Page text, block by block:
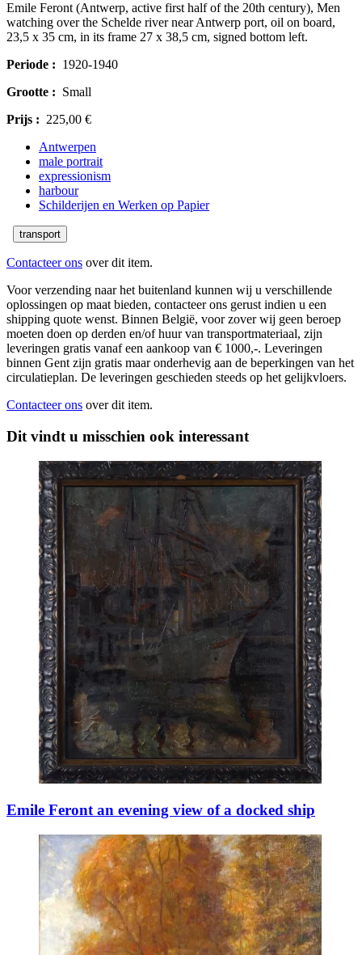
Emile Feront (Antwerp, active first half of the 20th century), Men
watching over the Schelde river near Antwerp port, oil on board,
23,5 x 35 cm, in its frame 27 x 38,5 cm, signed bottom left.
Periode : 1920-1940
Grootte : Small
Prijs : 225,00 €
Antwerpen
male portrait
expressionism
harbour
Schilderijen en Werken op Papier
transport
Contacteer ons over dit item.
Voor verzending naar het buitenland kunnen wij u verschillende
oplossingen op maat bieden, contacteer ons gerust indien u een
shipping quote wenst. Binnen België, voor zover wij geen beroep
moeten doen op derden en/of huur van transportmateriaal, zijn
leveringen gratis vanaf een aankoop van € 1000,-. Leveringen
binnen Gent zijn gratis maar onderhevig aan de beperkingen van het
circulatieplan. De leveringen geschieden steeds op het gelijkvloers.
Contacteer ons over dit item.
Dit vindt u misschien ook interessant
Emile Feront an evening view of a docked ship